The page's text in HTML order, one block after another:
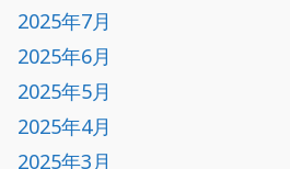
2025年7月
2025年6月
2025年5月
2025年4月
2025年3月